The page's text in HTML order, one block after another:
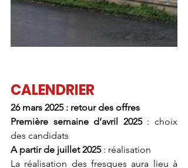
CALENDRIER
26 mars 2025 : retour des offres
Première semaine d’avril 2025 : choix
des candidats
A partir de juillet 2025 : réalisation
La réalisation des fresques aura lieu à